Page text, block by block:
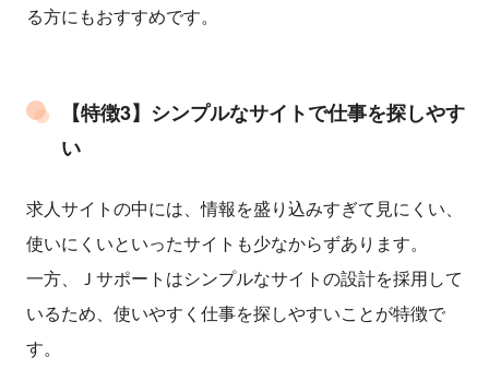
る方にもおすすめです。
【特徴3】シンプルなサイトで仕事を探しやす
い
求人サイトの中には、情報を盛り込みすぎて見にくい、
使いにくいといったサイトも少なからずあります。
一方、Ｊサポートはシンプルなサイトの設計を採用して
いるため、使いやすく仕事を探しやすいことが特徴で
す。